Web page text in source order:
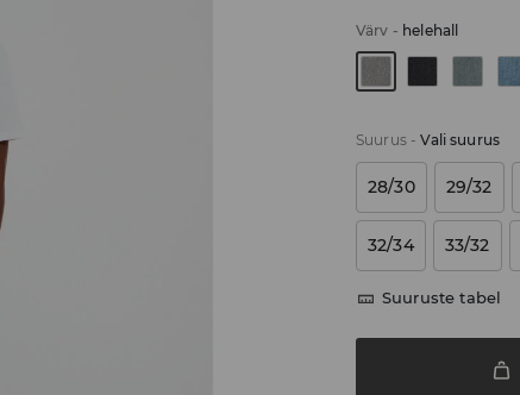
Värv - helehall
Suurus-Vali suurus
28/30 29/32
32/34 33/32
Suuruste tabel